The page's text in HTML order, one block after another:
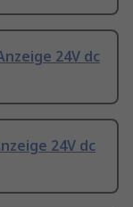
24V dc
24V dc